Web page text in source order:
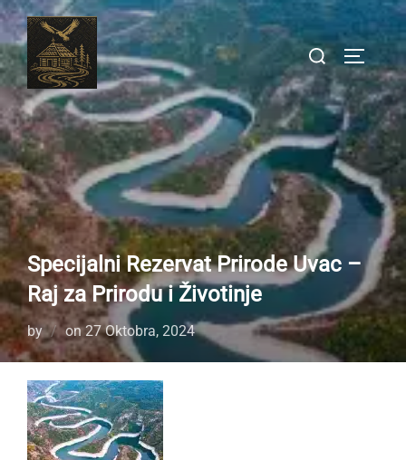
Skip
to
content
Search
for:
Specijalni Rezervat Prirode Uvac –
Raj za Prirodu i Životinje
by onPosted
on
27 Oktobra, 2024